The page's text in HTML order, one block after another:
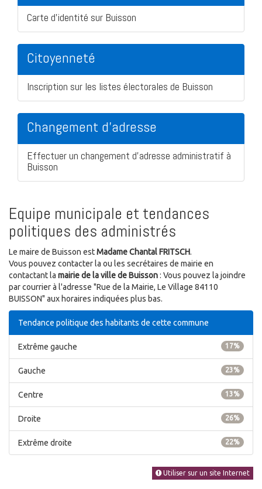
Carte d'identité sur Buisson
Citoyenneté
Inscription sur les listes électorales de Buisson
Changement d'adresse
Effectuer un changement d'adresse administratif à
Buisson
Equipe municipale et tendances
politiques des administrés
Le maire de Buisson estMadame Chantal FRITSCH.
Vous pouvez contacter la ou les secrétaires de mairie en
contactant la mairie de la ville de Buisson: Vous pouvez la joindre
par courrier à l'adresse "Rue de la Mairie, Le Village 84110
BUISSON" aux horaires indiquées plus bas.
Tendance politique des habitants de cette commune
17%
Extrême gauche
23%
Gauche
13%
Centre
26%
Droite
22%
Extrême droite
Utiliser sur un site Internet